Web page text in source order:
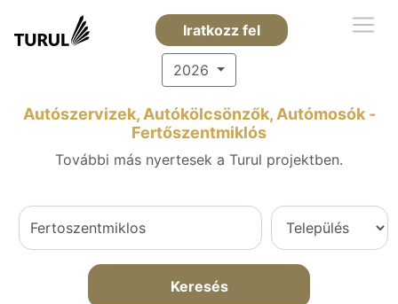
Iratkozz fel
2026
Autószervizek, Autókölcsönzők, Autómosók -
Fertőszentmiklós
További más nyertesek a Turul projektben.
Keresés